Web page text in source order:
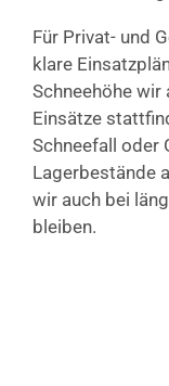
Für Privat- und
klare
Schneehöhe wir
Einsätze
Schneefall oder
Lagerbestände
wir auch bei
bleiben.